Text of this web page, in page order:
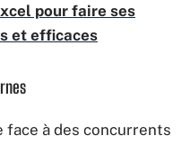
pour faire ses
et efficaces
face à des concurrents